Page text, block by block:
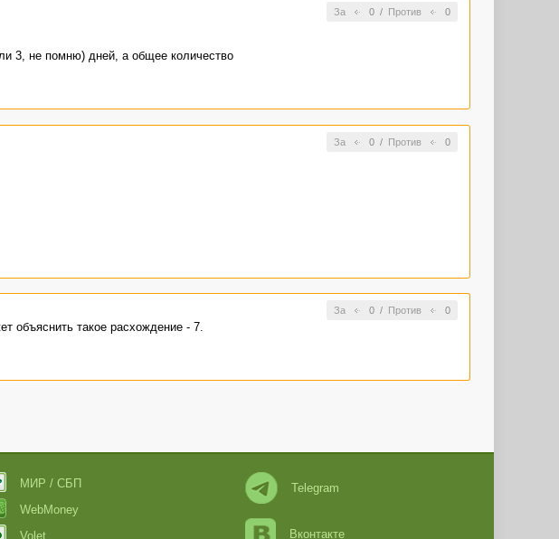
За 0/ Против 0
3, не помню) дней, а общее количество
За 0/ Против 0
За 0/ Против 0
объяснить такое расхождение - 7.
МИР / СБП
WebMoney
Volet
Telegram
Вконтакте